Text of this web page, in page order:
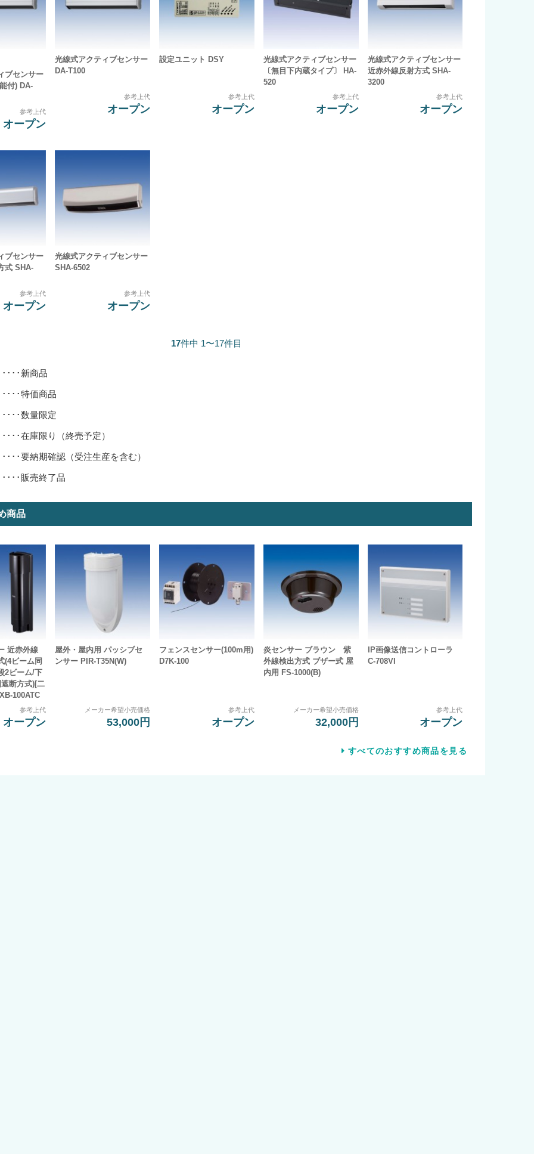
ブセンサー
付) DA-
参考上代
オープン
光線式アクティブセンサー
DA-T100
参考上代
オープン
設定ユニット DSY
参考上代
オープン
光線式アクティブセンサー
〔無目下内蔵タイプ〕 HA-
520
参考上代
オープン
光線式アクティブセンサー
近赤外線反射方式 SHA-
3200
参考上代
オープン
ブセンサー
式 SHA-
参考上代
オープン
光線式アクティブセンサー
SHA-6502
参考上代
オープン
17件中 1〜17件目
････新商品
････特価商品
････数量限定
････在庫限り（終売予定）
････要納期確認（受注生産を含む）
････販売終了品
商品
近赤外線
(4ビーム同
2ビーム/下
断方式)[二
100ATC
参考上代
オープン
屋外・屋内用 パッシブセ
ンサー PIR-T35N(W)
メーカー希望小売価格
53,000円
フェンスセンサー(100m用)
D7K-100
参考上代
オープン
炎センサー ブラウン 紫
外線検出方式 ブザー式 屋
内用 FS-1000(B)
メーカー希望小売価格
32,000円
IP画像送信コントローラ
C-708VI
参考上代
オープン
すべてのおすすめ商品を見る